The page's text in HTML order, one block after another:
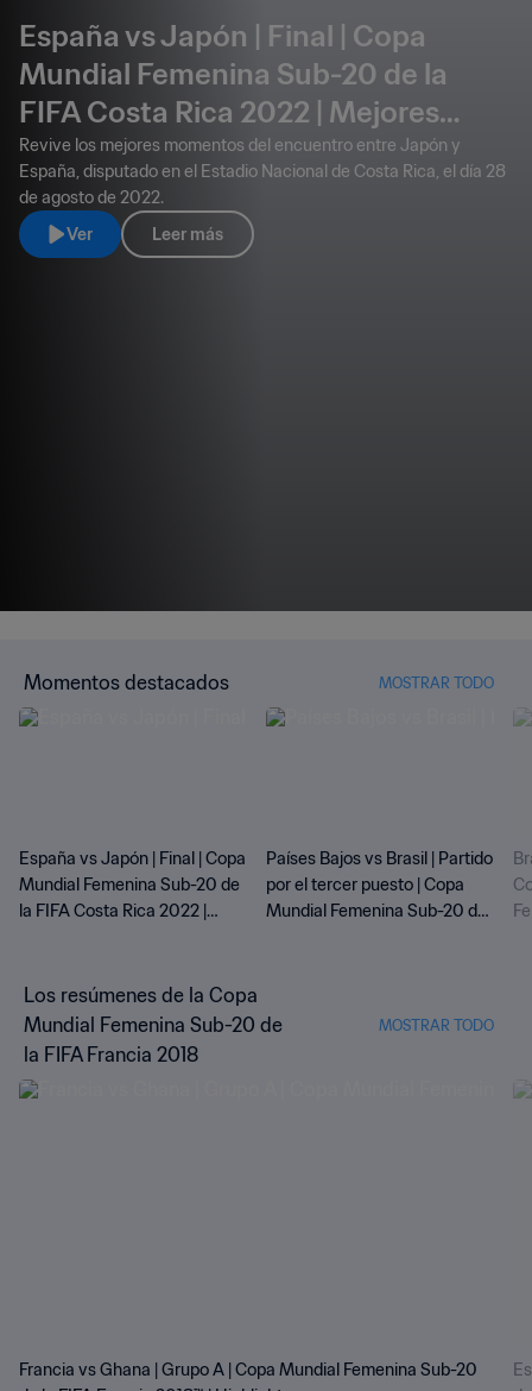
España vs Japón | Final | Copa
Mundial Femenina Sub-20 de la
FIFA Costa Rica 2022 | Mejores
momentos
Revive los mejores momentos del encuentro entre Japón y
España, disputado en el Estadio Nacional de Costa Rica, el día 28
de agosto de 2022.
Ver
Leer más
Momentos destacados MOSTRAR TODO
España vs Japón | Final | Copa
Mundial Femenina Sub-20 de
la FIFA Costa Rica 2022 |
Países Bajos vs Brasil | Partido
por el tercer puesto | Copa
Mundial Femenina Sub-20 de
Los resúmenes de la Copa
Mundial Femenina Sub-20 de
la FIFA Francia 2018
MOSTRAR TODO
Francia vs Ghana | Grupo A | Copa Mundial Femenina Sub-20